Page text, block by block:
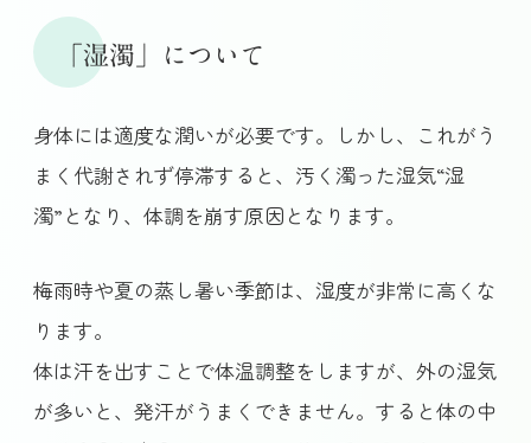
「湿濁」について
身体には適度な潤いが必要です。しかし、これがう
まく代謝されず停滞すると、汚く濁った湿気“湿
濁”となり、体調を崩す原因となります。
梅雨時や夏の蒸し暑い季節は、湿度が非常に高くな
ります。
体は汗を出すことで体温調整をしますが、外の湿気
が多いと、発汗がうまくできません。すると体の中